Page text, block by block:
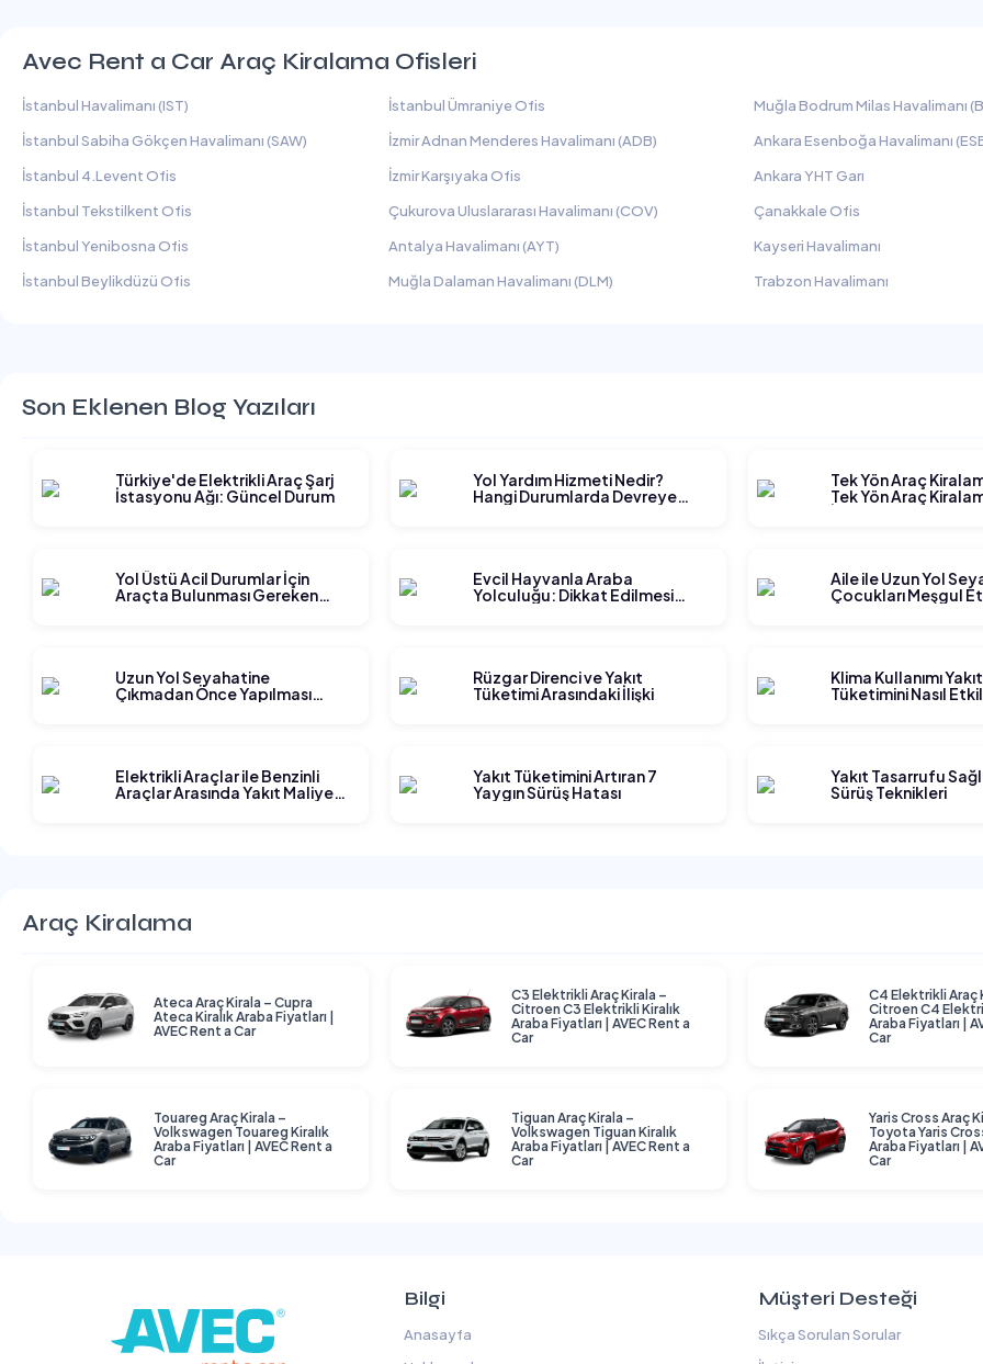
Avec Rent a Car Araç Kiralama Ofisleri
İstanbul Havalimanı (IST)
İstanbul Sabiha Gökçen Havalimanı (SAW)
İstanbul 4.Levent Ofis
İstanbul Tekstilkent Ofis
İstanbul Yenibosna Ofis
İstanbul Beylikdüzü Ofis
İstanbul Ümraniye Ofis
İzmir Adnan Menderes Havalimanı (ADB)
İzmir Karşıyaka Ofis
Çukurova Uluslararası Havalimanı (COV)
Antalya Havalimanı (AYT)
Muğla Dalaman Havalimanı (DLM)
Muğla Bodrum Milas Havalimanı
Ankara Esenboğa Havalimanı
Ankara YHT Garı
Çanakkale Ofis
Kayseri Havalimanı
Trabzon Havalimanı
Son Eklenen Blog Yazıları
Türkiye'de Elektrikli Araç Şarj
İstasyonu Ağı: Güncel Durum
Yol Yardım Hizmeti Nedir?
Hangi Durumlarda Devreye
Tek Yön Araç
Tek Yön Araç
Yol Üstü Acil Durumlar İçin
Araçta Bulunması Gereken
Evcil Hayvanla Araba
Yolculuğu: Dikkat Edilmesi
Aile ile Uzun Yol
Çocukları Meşgul
Uzun Yol Seyahatine
Çıkmadan Önce Yapılması
Rüzgar Direnci ve Yakıt
Tüketimi Arasındaki İlişki
Klima Kullanımı Yakıt
Tüketimini Nasıl
Elektrikli Araçlar ile Benzinli
Araçlar Arasında Yakıt Maliyeti
Yakıt Tüketimini Artıran 7
Yaygın Sürüş Hatası
Yakıt Tasarrufu
Sürüş Teknikleri
Araç Kiralama
Ateca Araç Kirala – Cupra
Ateca Kiralık Araba Fiyatları |
AVEC Rent a Car
C3 Elektrikli Araç Kirala –
Citroen C3 Elektrikli Kiralık
Araba Fiyatları | AVEC Rent a
Car
C4 Elektrikli Araç
Citroen C4
Araba Fiyatları |
Car
Touareg Araç Kirala –
Volkswagen Touareg Kiralık
Araba Fiyatları | AVEC Rent a
Car
Tiguan Araç Kirala –
Volkswagen Tiguan Kiralık
Araba Fiyatları | AVEC Rent a
Car
Yaris Cross Araç
Toyota Yaris
Araba Fiyatları |
Car
Bilgi
Anasayfa
Müşteri Desteği
Sıkça Sorulan Sorular